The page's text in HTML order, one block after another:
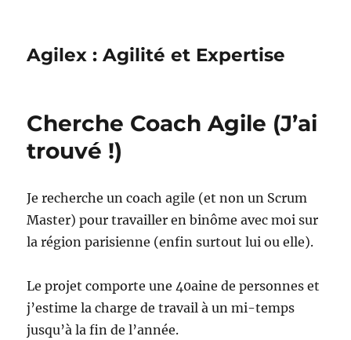
Agilex : Agilité et Expertise
Cherche Coach Agile (J’ai
trouvé !)
Je recherche un coach agile (et non un Scrum
Master) pour travailler en binôme avec moi sur
la région parisienne (enfin surtout lui ou elle).
Le projet comporte une 40aine de personnes et
j’estime la charge de travail à un mi-temps
jusqu’à la fin de l’année.